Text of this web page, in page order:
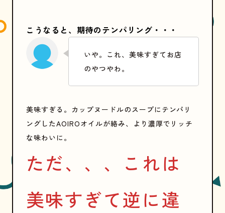
こうなると、期待のテンパリング・・・
いや。これ、美味すぎてお店
のやつやわ。
美味すぎる。カップヌードルのスープにテンパリ
ングしたAOIROオイルが絡み、より濃厚でリッチ
な味わいに。
ただ、、、これは
美味すぎて逆に違